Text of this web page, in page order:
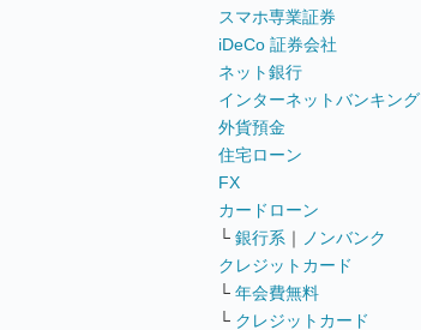
スマホ専業証券
iDeCo 証券会社
ネット銀行
インターネットバンキング
外貨預金
住宅ローン
FX
カードローン
└ 銀行系 ｜
ノンバンク
クレジットカード
└ 年会費無料
└ クレジットカード